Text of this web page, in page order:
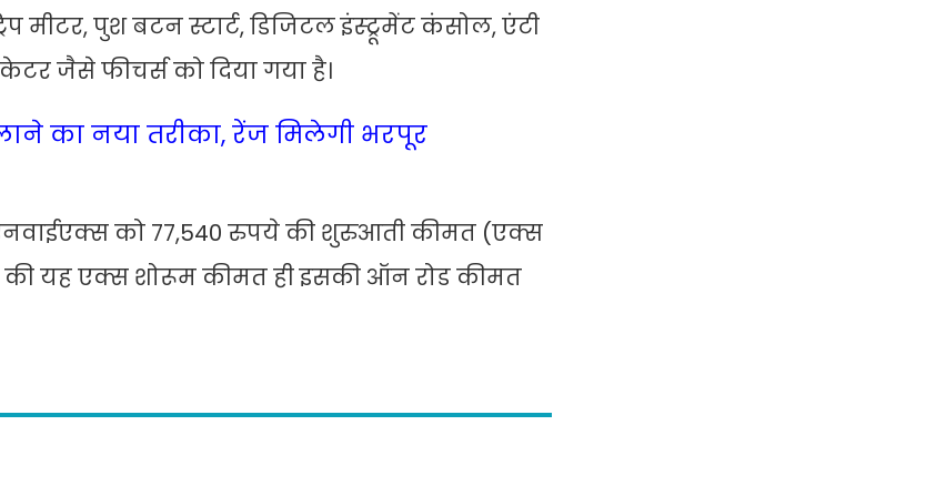
मीटर, पुश बटन स्टार्ट, डिजिटल इंस्ट्रूमेंट कंसोल, एंटी
जैसे फीचर्स को दिया गया है।
का नया तरीका, रेंज मिलेगी भरपूर
को 77,540 रुपये की शुरुआती कीमत (एक्स
की यह एक्स शोरूम कीमत ही इसकी ऑन रोड कीमत